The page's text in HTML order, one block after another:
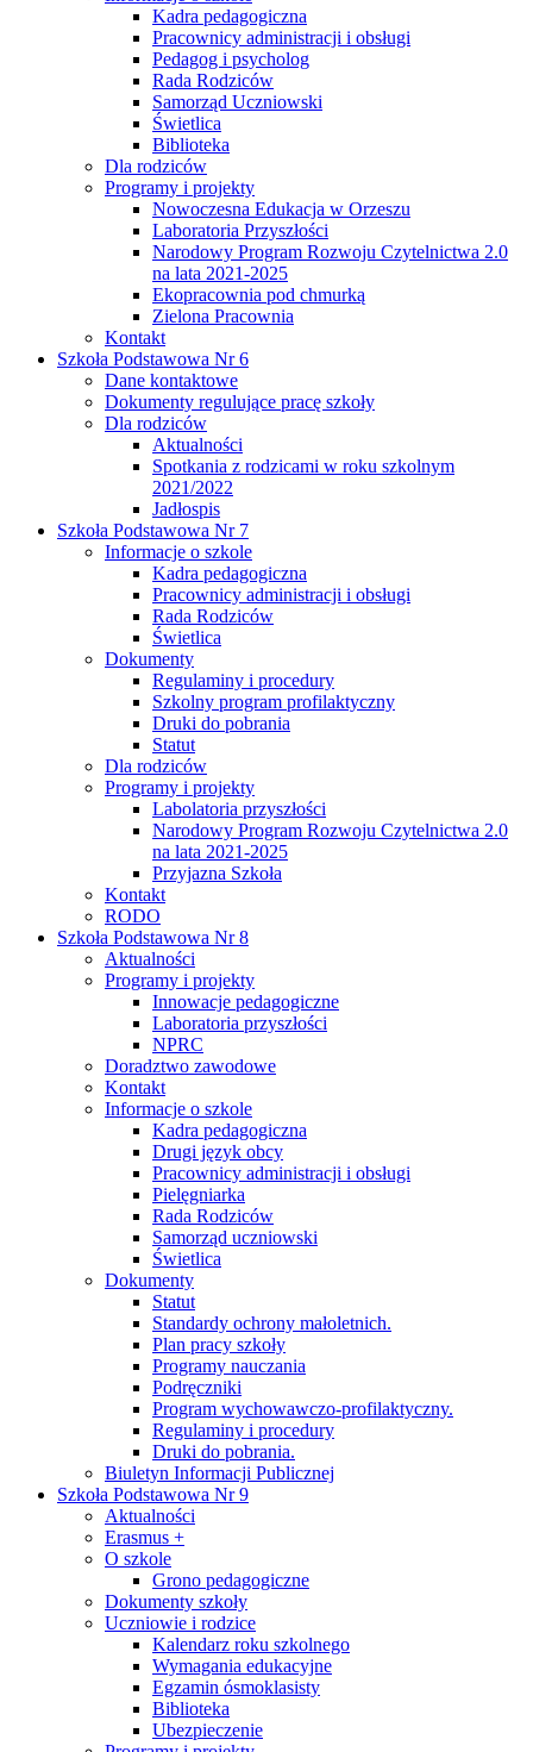
Kadra pedagogiczna
Pracownicy administracji i obsługi
Pedagog i psycholog
Rada Rodziców
Samorząd Uczniowski
Świetlica
Biblioteka
Dla rodziców
Programy i projekty
Nowoczesna Edukacja w Orzeszu
Laboratoria Przyszłości
Narodowy Program Rozwoju Czytelnictwa 2.0
na lata 2021-2025
Ekopracownia pod chmurką
Zielona Pracownia
Kontakt
Szkoła Podstawowa Nr 6
Dane kontaktowe
Dokumenty regulujące pracę szkoły
Dla rodziców
Aktualności
Spotkania z rodzicami w roku szkolnym
2021/2022
Jadłospis
Szkoła Podstawowa Nr 7
Informacje o szkole
Kadra pedagogiczna
Pracownicy administracji i obsługi
Rada Rodziców
Świetlica
Dokumenty
Regulaminy i procedury
Szkolny program profilaktyczny
Druki do pobrania
Statut
Dla rodziców
Programy i projekty
Labolatoria przyszłości
Narodowy Program Rozwoju Czytelnictwa 2.0
na lata 2021-2025
Przyjazna Szkoła
Kontakt
RODO
Szkoła Podstawowa Nr 8
Aktualności
Programy i projekty
Innowacje pedagogiczne
Laboratoria przyszłości
NPRC
Doradztwo zawodowe
Kontakt
Informacje o szkole
Kadra pedagogiczna
Drugi język obcy
Pracownicy administracji i obsługi
Pielęgniarka
Rada Rodziców
Samorząd uczniowski
Świetlica
Dokumenty
Statut
Standardy ochrony małoletnich.
Plan pracy szkoły
Programy nauczania
Podręczniki
Program wychowawczo-profilaktyczny.
Regulaminy i procedury
Druki do pobrania.
Biuletyn Informacji Publicznej
Szkoła Podstawowa Nr 9
Aktualności
Erasmus +
O szkole
Grono pedagogiczne
Dokumenty szkoły
Uczniowie i rodzice
Kalendarz roku szkolnego
Wymagania edukacyjne
Egzamin ósmoklasisty
Biblioteka
Ubezpieczenie